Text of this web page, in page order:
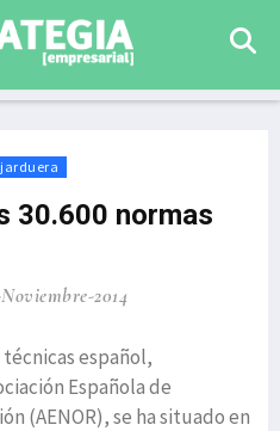
30.600 normas
2014
español,
Española de
(AENOR), se ha situado en